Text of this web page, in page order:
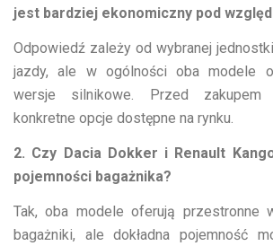
jest bardziej ekonomiczny pod
Odpowiedź zależy od wybranej
jazdy, ale w ogólności oba modele
wersje silnikowe. Przed zakupem
konkretne opcje dostępne na rynku.
2. Czy Dacia Dokker i Renault
pojemności bagażnika?
Tak, oba modele oferują przestronne
bagażniki, ale dokładna pojemność